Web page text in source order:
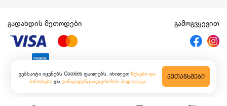
ვებსაიტი იყენებს Cookies ფაილებს. იხილეთ წესები და
პირობები და კონფიდენციალურობის პოლიტიკა
ᲕᲔᲗᲐᲜᲮᲛᲔᲑᲘ
გადახდის მეთოდები გამოგვყევით